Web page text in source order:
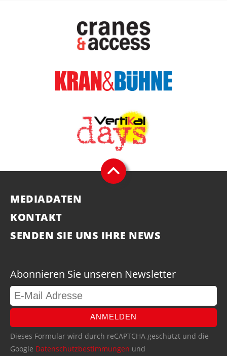
MEDIADATEN
KONTAKT
SENDEN SIE UNS IHRE NEWS
Abonnieren Sie unseren Newsletter
ANMELDEN
Dieses Formular wird durch reCAPTCHA geschützt und die
Google Datenschutzbestimmungen und